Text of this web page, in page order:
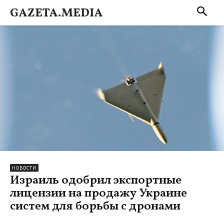
GAZETA.MEDIA
НОВОСТИ
Израиль одобрил экспортные
лицензии на продажу Украине
систем для борьбы с дронами